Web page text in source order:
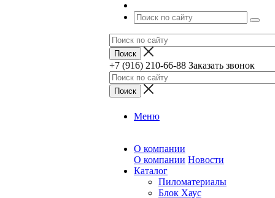
+7 (916) 210-66-88 Заказать звонок
Меню
О компании
О компании Новости
Каталог
Пиломатериалы
Блок Хаус